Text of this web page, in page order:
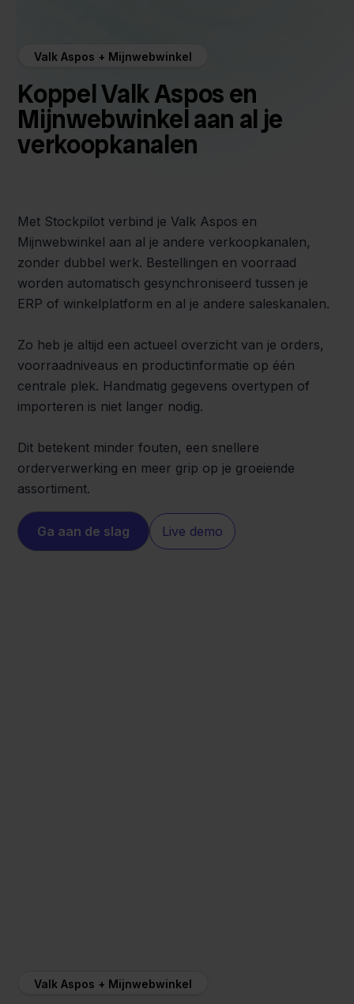
Valk Aspos + Mijnwebwinkel
Koppel Valk Aspos en
Mijnwebwinkel aan al je
verkoopkanalen
Met Stockpilot verbind je Valk Aspos en
Mijnwebwinkel aan al je andere verkoopkanalen,
zonder dubbel werk. Bestellingen en voorraad
worden automatisch gesynchroniseerd tussen je
ERP of winkelplatform en al je andere saleskanalen.
Zo heb je altijd een actueel overzicht van je orders,
voorraadniveaus en productinformatie op één
centrale plek. Handmatig gegevens overtypen of
importeren is niet langer nodig.
Dit betekent minder fouten, een snellere
orderverwerking en meer grip op je groeiende
assortiment.
Ga aan de slag Live demo
Valk Aspos + Mijnwebwinkel